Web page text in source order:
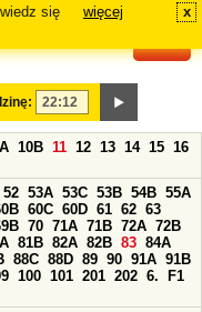
się
więcej x
10B 11 12 13 14 15 16
52 53A 53C 53B 54B 55A
60C 60D 61 62 63
70 71A 71B 72A 72B
81B 82A 82B 83 84A
88C 88D 89 90 91A 91B
100 101 201 202 6.
F1